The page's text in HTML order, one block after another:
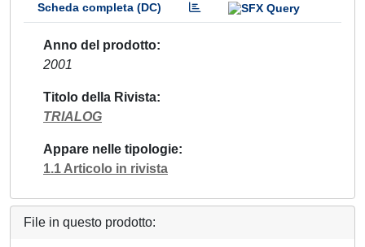
Scheda completa (DC)
Anno del prodotto
2001
Titolo della Rivista
TRIALOG
Appare nelle tipologie
1.1 Articolo in rivista
File in questo prodotto: